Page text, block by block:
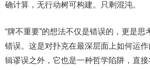
确计算，无行动树可构建。只剩混沌。
“牌不重要”的想法不仅是错误的，更是思
错误。这是对扑克在最深层面上如何运
辑谬误之外，它也是一种哲学陷阱，直